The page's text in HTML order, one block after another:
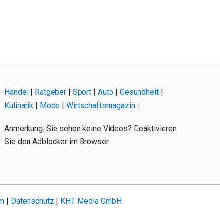
Handel Ratgeber |Sport |Auto |Gesundheit
Kulinarik
Mode |Wirtschaftsmagazin
Anmerkung: Sie sehen keine Videos? Deaktivieren
Sie den Adblocker im Browser.
Datenschutz KHT Media GmbH